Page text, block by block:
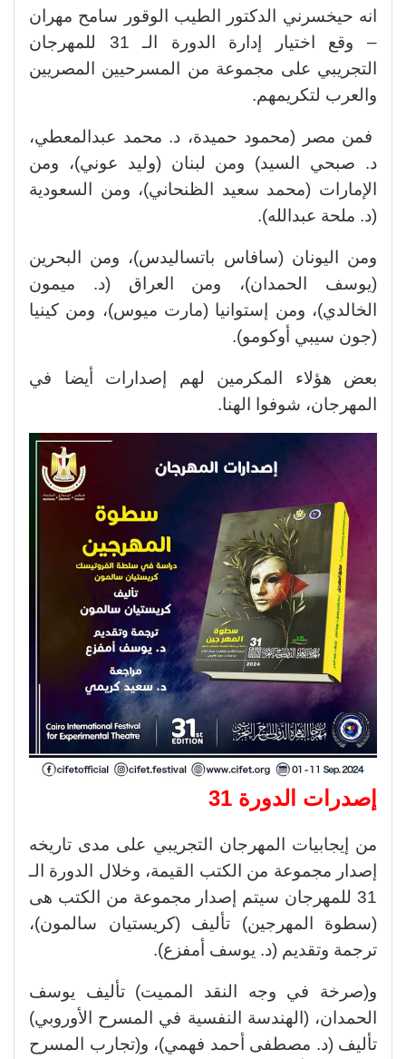
انه حيخسرني الدكتور الطيب الوقور سامح مهران
– وقع اختيار إدارة الدورة الـ 31 للمهرجان
التجريبي على مجموعة من المسرحيين المصريين
والعرب لتكريمهم.
فمن مصر (محمود حميدة، د. محمد عبدالمعطي،
د. صبحي السيد) ومن لبنان (وليد عوني)، ومن
الإمارات (محمد سعيد الظنحاني)، ومن السعودية
(د. ملحة عبدالله).
ومن اليونان (سافاس باتساليدس)، ومن البحرين
(يوسف الحمدان)، ومن العراق (د. ميمون
الخالدي)، ومن إستوانيا (مارت ميوس)، ومن كينيا
(جون سيبي أوكومو).
بعض هؤلاء المكرمين لهم إصدارات أيضا في
المهرجان، شوفوا الهنا.
إصدرات الدورة 31
من إيجابيات المهرجان التجريبي على مدى تاريخه
إصدار مجموعة من الكتب القيمة، وخلال الدورة الـ
31 للمهرجان سيتم إصدار مجموعة من الكتب هى
(سطوة المهرجين) تأليف (كريستيان سالمون)،
ترجمة وتقديم (د. يوسف أمفزع).
و(صرخة في وجه النقد المميت) تأليف يوسف
الحمدان، (الهندسة النفسية في المسرح الأوروبي)
تأليف (د. مصطفى أحمد فهمي)، و(تجارب المسرح